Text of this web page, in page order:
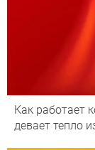
Как работает
девает тепло